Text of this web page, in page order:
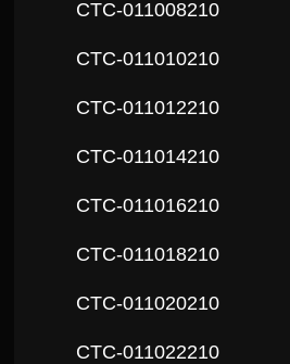
СTC-011008210
СTC-011010210
СTC-011012210
СTC-011014210
СTC-011016210
СTC-011018210
СTC-011020210
СTC-011022210